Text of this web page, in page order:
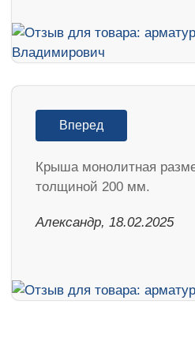
Вперед
Крыша монолитная
толщиной 200 мм.
Александр, 18.02.2025